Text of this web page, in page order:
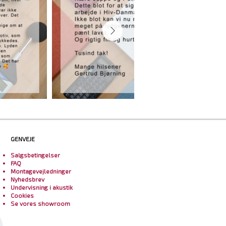
GENVEJE
Salgsbetingelser
FAQ
Montagevejledninger
Nyhedsbrev
Undervisning i akustik
Cookies
Se vores showroom